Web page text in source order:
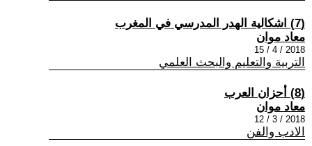
(7) اشكالية الهدر المدرسي في المغرب
معاد موان
2018 / 4 / 15
التربية والتعليم والبحث العلمي
(8) أحزان العرب
معاد موان
2018 / 3 / 12
الادب والفن